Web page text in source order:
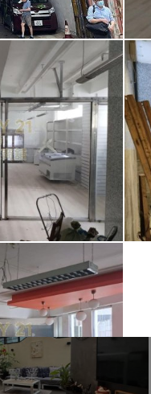
4房
售$15,000,000